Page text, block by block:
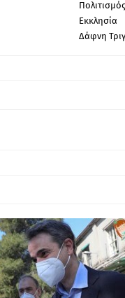
Πολιτισμός
Εκκλησία
Δάφνη